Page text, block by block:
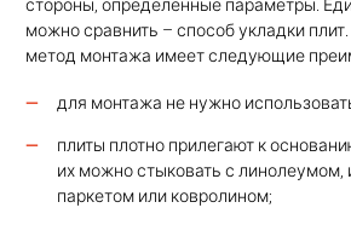
стороны, определенные параметры.
можно сравнить – способ укладки
метод монтажа имеет следующие
для монтажа не нужно
плиты плотно прилегают к
их можно стыковать с линолеумом,
паркетом или ковролином;